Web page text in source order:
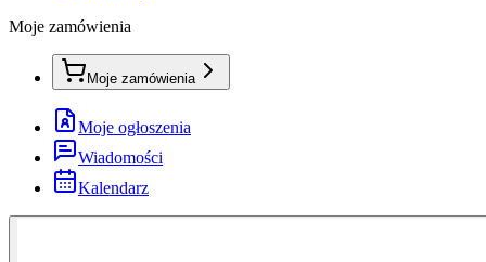
Moje zamówienia
Moje zamówienia
Moje ogłoszenia
Wiadomości
Kalendarz